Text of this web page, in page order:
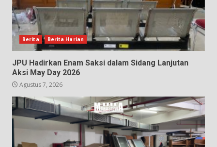
Berita Berita Harian
JPU Hadirkan Enam Saksi dalam Sidang Lanjutan
Aksi May Day 2026
Agustus 7, 2026